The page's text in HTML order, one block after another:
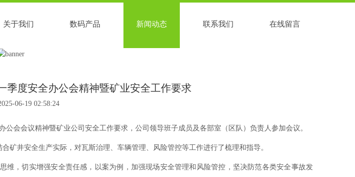
关于我们 数码产品 新闻动态 联系我们 在线留言
季度安全办公会精神暨矿业安全工作要求
06-19 02:58:24
会议精神暨矿业公司安全工作要求，公司领导班子成员及各部室（区队）负责人参加会议。
井安全生产实际，对瓦斯治理、车辆管理、风险管控等工作进行了梳理和指导。
，切实增强安全责任感，以案为例，加强现场安全管理和风险管控，坚决防范各类安全事故发